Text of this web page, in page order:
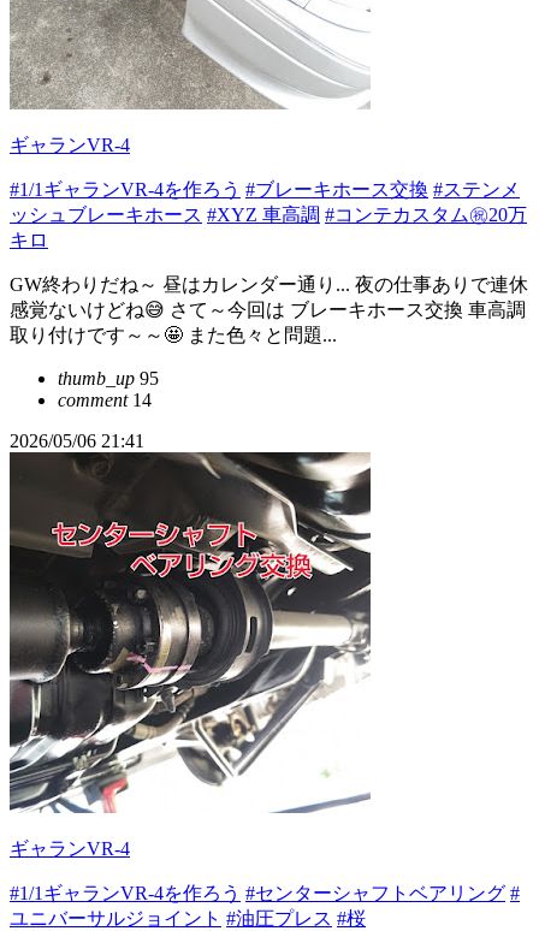
ギャランVR-4
#1/1ギャランVR-4を作ろう #ブレーキホース交換 #ステンメ
ッシュブレーキホース #XYZ 車高調 #コンテカスタム㊗️20万
キロ
GW終わりだね～ 昼はカレンダー通り... 夜の仕事ありで連休
感覚ないけどね😅 さて～今回は ブレーキホース交換 車高調
取り付けです～～🤩 また色々と問題...
thumb_up 95
comment14
2026/05/06 21:41
ギャランVR-4
#1/1ギャランVR-4を作ろう #センターシャフトベアリング #
ユニバーサルジョイント #油圧プレス #桜